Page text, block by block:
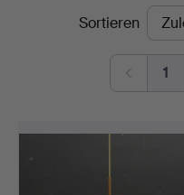
EndpreiseSortieren
1